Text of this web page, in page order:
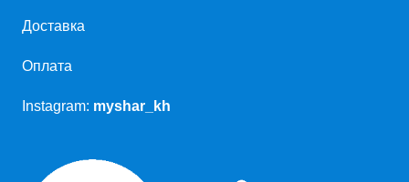
Доставка
Оплата
Instagram: myshar_kh